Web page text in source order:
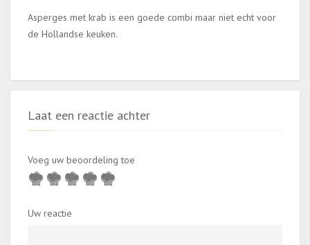
Asperges met krab is een goede combi maar niet echt voor
de Hollandse keuken.
Laat een reactie achter
Voeg uw beoordeling toe
Uw reactie